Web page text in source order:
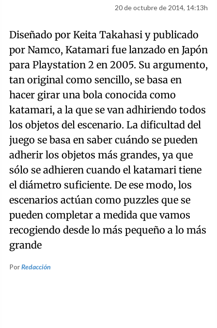
20 de octubre de 2014, 14:13h
Diseñado por Keita Takahasi y publicado
por Namco, Katamari fue lanzado en Japón
para Playstation 2 en 2005. Su argumento,
tan original como sencillo, se basa en
hacer girar una bola conocida como
katamari, a la que se van adhiriendo todos
los objetos del escenario. La dificultad del
juego se basa en saber cuándo se pueden
adherir los objetos más grandes, ya que
sólo se adhieren cuando el katamari tiene
el diámetro suficiente. De ese modo, los
escenarios actúan como puzzles que se
pueden completar a medida que vamos
recogiendo desde lo más pequeño a lo más
grande
PorRedacción